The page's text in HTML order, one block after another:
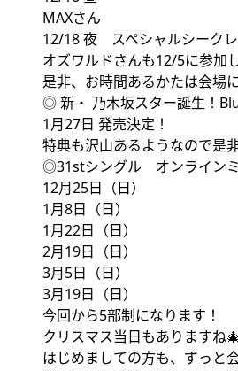
MAXさん
12/18 夜 スペシャルシーク
オズワルドさんも12/5に参加
是非、お時間あるかたは会場
◎ 新・ 乃木坂スター誕生！
1月27日 発売決定！
特典も沢山あるようなので是
◎31stシングル オンラインミ
12月25日（日）
1月8日（日）
1月22日（日）
2月19日（日）
3月5日（日）
3月19日（日）
今回から5部制になります！
クリスマス当日もありますね🎄
はじめましての方も、ずっと